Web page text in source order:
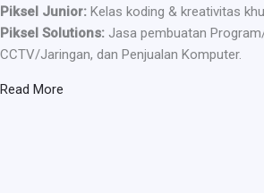
Piksel Junior: Kelas koding & kreativitas
Piksel Solutions: Jasa pembuatan
CCTV/Jaringan, dan Penjualan Komputer.
Read More